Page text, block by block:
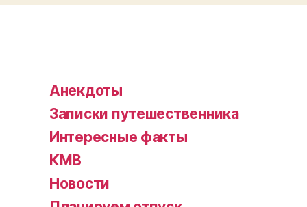
Анекдоты
Записки путешественника
Интересные факты
КМВ
Новости